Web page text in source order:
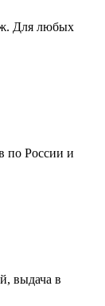
Для любых
по России и
выдача в